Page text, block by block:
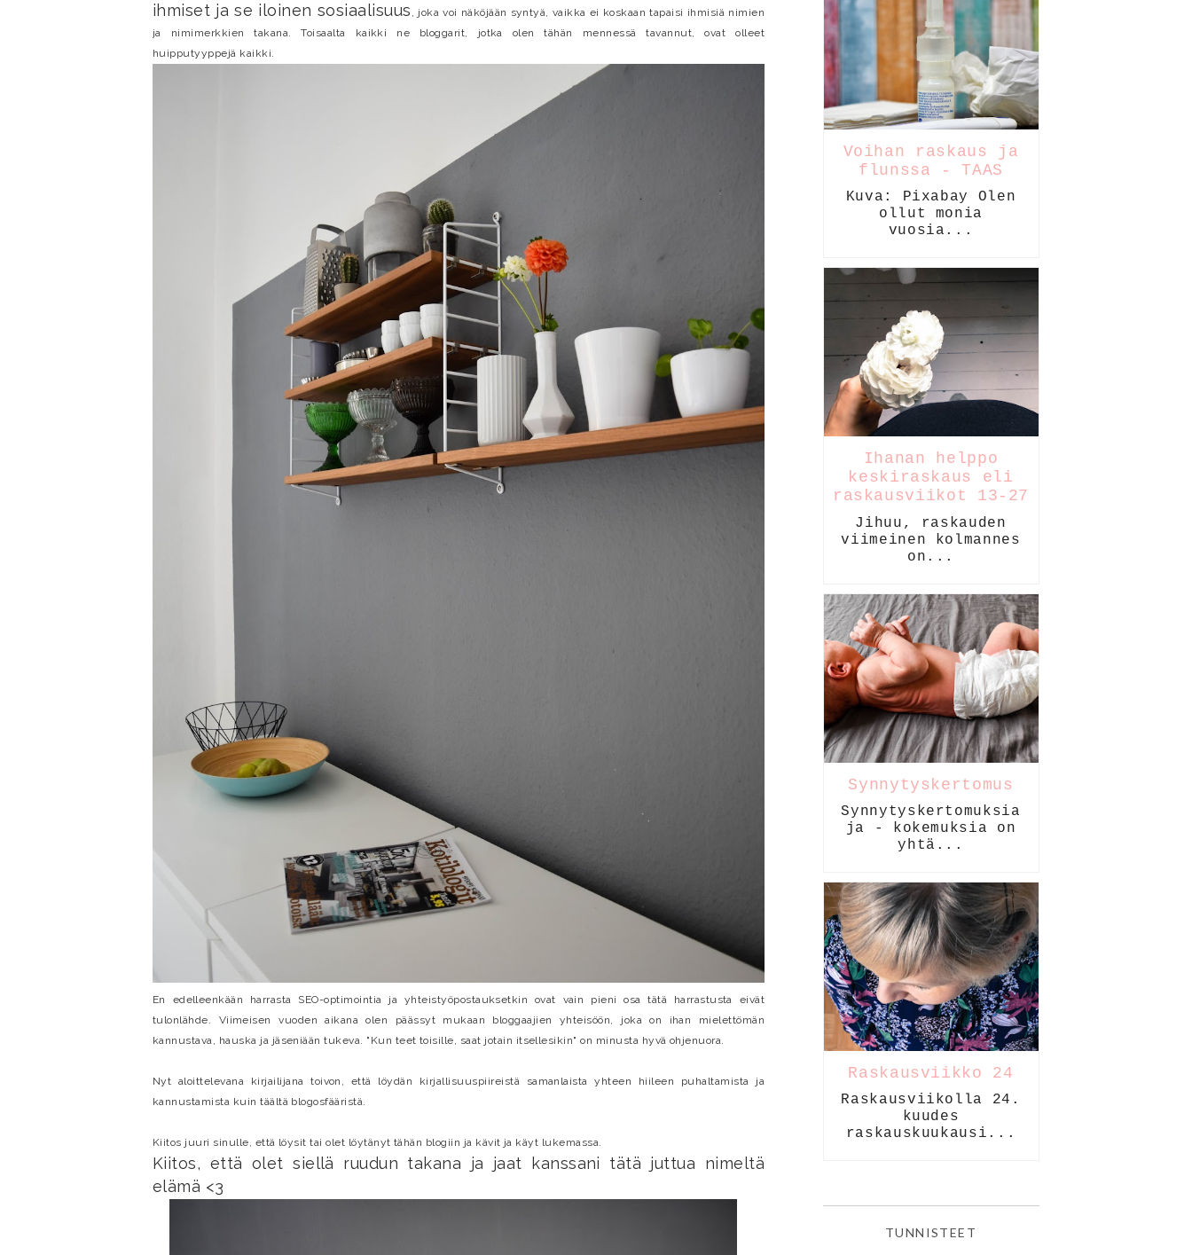
ihmiset ja se iloinen sosiaalisuus , joka voi näköjään syntyä, vaikka ei koskaan tapaisi ihmisiä nimien
ja nimimerkkien takana. Toisaalta kaikki ne bloggarit, jotka olen tähän mennessä tavannut, ovat olleet
huipputyyppejä kaikki.
En edelleenkään harrasta SEO-optimointia ja yhteistyöpostauksetkin ovat vain pieni osa tätä harrastusta eivät
tulonlähde. Viimeisen vuoden aikana olen päässyt mukaan bloggaajien yhteisöön, joka on ihan mielettömän
kannustava, hauska ja jäseniään tukeva. "Kun teet toisille, saat jotain itsellesikin" on minusta hyvä ohjenuora.
Nyt aloittelevana kirjailijana toivon, että löydän kirjallisuuspiireistä samanlaista yhteen hiileen puhaltamista ja
kannustamista kuin täältä blogosfääristä.
Kiitos juuri sinulle, että löysit tai olet löytänyt tähän blogiin ja kävit ja käyt lukemassa.
Kiitos, että olet siellä ruudun takana ja jaat kanssani tätä juttua nimeltä
elämä <3
Voihan raskaus ja
flunssa - TAAS
Kuva: Pixabay Olen
ollut monia
vuosia...
Ihanan helppo
keskiraskaus eli
raskausviikot 13-27
Jihuu, raskauden
viimeinen kolmannes
on...
Synnytyskertomus
Synnytyskertomuksia
ja - kokemuksia on
yhtä...
Raskausviikko 24
Raskausviikolla 24.
kuudes
raskauskuukausi...
TUNNISTEET